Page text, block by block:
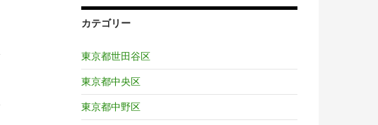
カテゴリー
東京都世田谷区
東京都中央区
東京都中野区